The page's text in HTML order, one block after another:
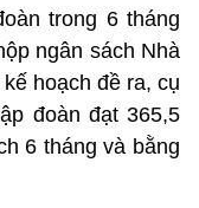
trong 6 tháng
ngân sách Nhà
hoạch đề ra, cụ
đoàn đạt 365,5
6 tháng và bằng